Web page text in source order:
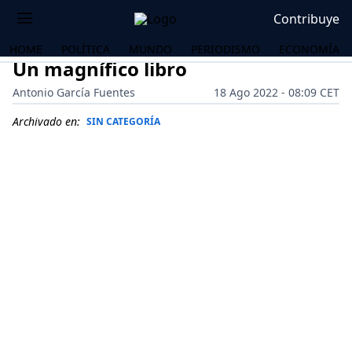
Contribuye
HOME POLÍTICA MUNDO PERIODISMO ECONOMÍA
Un magnífico libro
Antonio García Fuentes
18 Ago 2022 - 08:09 CET
Archivado en: SIN CATEGORÍA